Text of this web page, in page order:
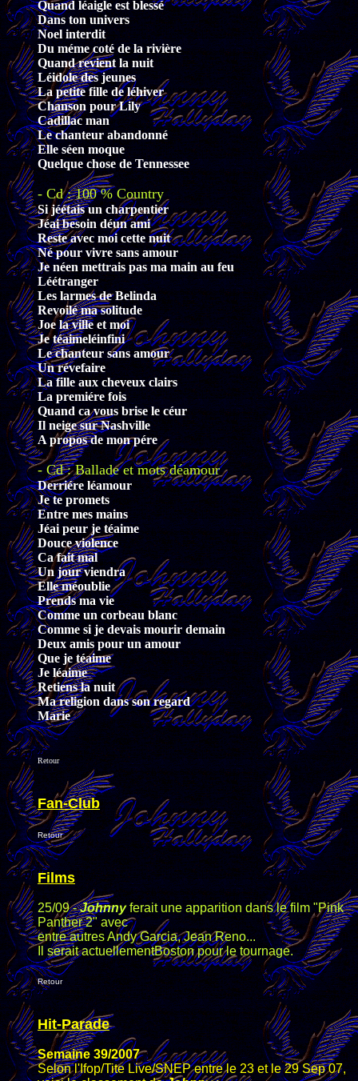
Quand léaigle est blessé
Dans ton univers
Noel interdit
Du méme coté de la rivière
Quand revient la nuit
Léidole des jeunes
La petite fille de léhiver
Chanson pour Lily
Cadillac man
Le chanteur abandonné
Elle séen moque
Quelque chose de Tennessee
- Cd : 100 % Country
Si jéétais un charpentier
Jéai besoin déun ami
Reste avec moi cette nuit
Né pour vivre sans amour
Je néen mettrais pas ma main au feu
Léétranger
Les larmes de Belinda
Revoilé ma solitude
Joe la ville et moi
Je téaimeléinfini
Le chanteur sans amour
Un révefaire
La fille aux cheveux clairs
La premiére fois
Quand ca vous brise le céur
Il neige sur Nashville
A propos de mon pére
- Cd : Ballade et mots déamour
Derriére léamour
Je te promets
Entre mes mains
Jéai peur je téaime
Douce violence
Ca fait mal
Un jour viendra
Elle méoublie
Prends ma vie
Comme un corbeau blanc
Comme si je devais mourir demain
Deux amis pour un amour
Que je téaime
Je léaime
Retiens la nuit
Ma religion dans son regard
Marie
Retour
Fan-Club
Retour
Films
25/09 -Johnnyferait une apparition dans le film "Pink
Panther 2" avec
entre autres Andy Garcia, Jean Reno...
Il serait actuellementBoston pour le tournage.
Retour
Hit-Parade
Semaine 39/2007
Selon l'Ifop/Tite Live/SNEP entre le 23 et le 29 Sep 07,